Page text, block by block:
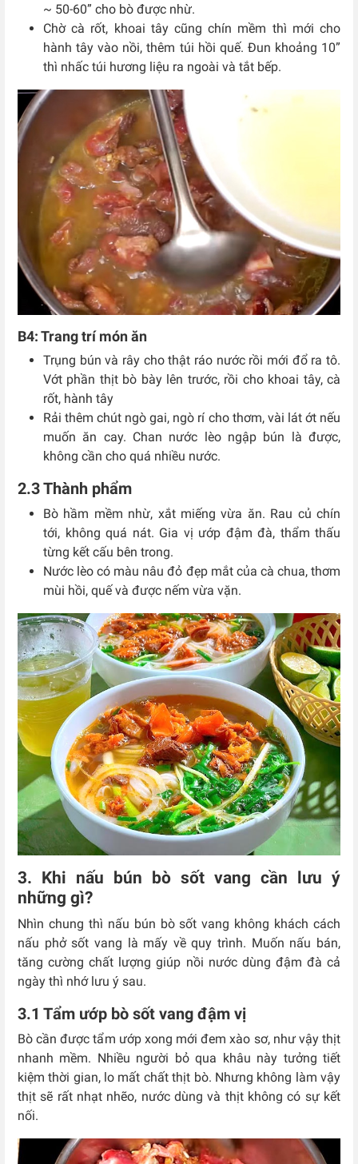
~ 50-60” cho bò được nhừ.
Chờ cà rốt, khoai tây cũng chín mềm thì mới cho
hành tây vào nồi, thêm túi hồi quế. Đun khoảng 10”
thì nhấc túi hương liệu ra ngoài và tắt bếp.
B4: Trang trí món ăn
Trụng bún và rây cho thật ráo nước rồi mới đổ ra tô.
Vớt phần thịt bò bày lên trước, rồi cho khoai tây, cà
rốt, hành tây
Rải thêm chút ngò gai, ngò rí cho thơm, vài lát ớt nếu
muốn ăn cay. Chan nước lèo ngập bún là được,
không cần cho quá nhiều nước.
2.3 Thành phẩm
Bò hầm mềm nhừ, xắt miếng vừa ăn. Rau củ chín
tới, không quá nát. Gia vị ướp đậm đà, thẩm thấu
từng kết cấu bên trong.
Nước lèo có màu nâu đỏ đẹp mắt của cà chua, thơm
mùi hồi, quế và được nếm vừa vặn.
3. Khi nấu bún bò sốt vang cần lưu ý
những gì?
Nhìn chung thì nấu bún bò sốt vang không khách cách
nấu phở sốt vang là mấy về quy trình. Muốn nấu bán,
tăng cường chất lượng giúp nồi nước dùng đậm đà cả
ngày thì nhớ lưu ý sau.
3.1 Tẩm ướp bò sốt vang đậm vị
Bò cần được tẩm ướp xong mới đem xào sơ, như vậy thịt
nhanh mềm. Nhiều người bỏ qua khâu này tưởng tiết
kiệm thời gian, lo mất chất thịt bò. Nhưng không làm vậy
thịt sẽ rất nhạt nhẽo, nước dùng và thịt không có sự kết
nối.